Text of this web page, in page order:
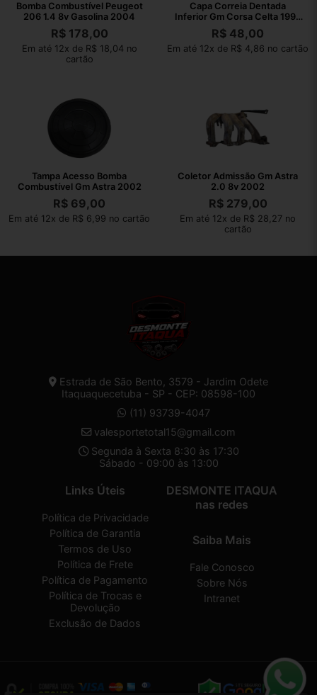
Bomba Combustível Peugeot
206 1.4 8v Gasolina 2004
R$178,00
Em até 12x de R$ 18,04 no
cartão
Capa Correia Dentada
Inferior Gm Corsa Celta 1995
2009
R$ 48,00
Em até 12x de R$ 4,86 no cartão
Tampa Acesso Bomba
Combustível Gm Astra 2002
R$ 69,00
Em até 12x de R$ 6,99 no cartão
Coletor Admissão Gm Astra
2.0 8v 2002
R$279,00
Em até 12x de R$ 28,27 no
cartão
Estrada de São Bento, 3579 - Jardim Odete
Itaquaquecetuba - SP - CEP: 08598-100
(11) 93739-4047
valesportetotal15@gmail.com
Segunda à Sexta 8:30 às 17:30
Sábado - 09:00 às 13:00
Links Úteis
Política de Privacidade
Política de Garantia
Termos de Uso
Política de Frete
Política de Pagamento
Política de Trocas e
Devolução
Exclusão de Dados
DESMONTE ITAQUA
nas redes
Saiba Mais
Fale Conosco
Sobre Nós
Intranet